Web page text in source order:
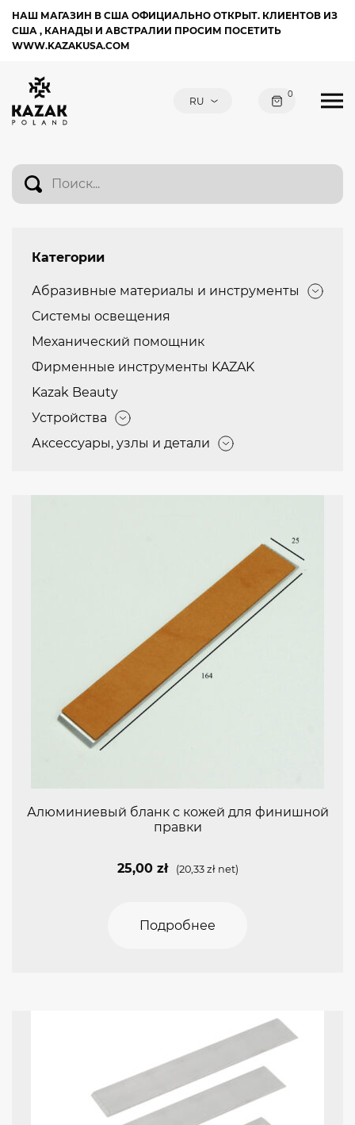
НАШ МАГАЗИН В США ОФИЦИАЛЬНО ОТКРЫТ. КЛИЕНТОВ ИЗ
США , КАНАДЫ И АВСТРАЛИИ ПРОСИМ ПОСЕТИТЬ
WWW.KAZAKUSA.COM
0
Категории
Абразивные материалы и инструменты
Системы освещения
Механический помощник
Фирменные инструменты KAZAK
Kazak Beauty
Устройства
Аксессуары, узлы и детали
Алюминиевый бланк с кожей для финишной
правки
25,00 zł (20,33 złnet)
Подробнее